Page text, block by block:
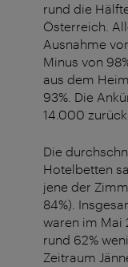
rund die
Österreich.
Ausnahme
Minus von
aus dem
93%. Die
14.000 zurück.
Die
Hotelbetten
jene der
84%).
waren im Mai
rund 62%
Zeitraum